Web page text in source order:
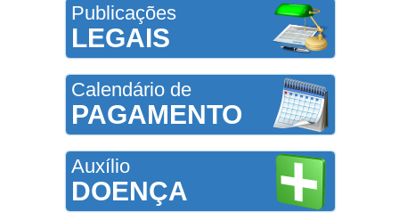
Publicações
LEGAIS
Calendário de
PAGAMENTO
Auxílio
DOENÇA